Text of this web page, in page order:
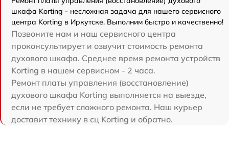
шкафа Korting - несложная задача для нашего сервисного
центра Korting в Иркутске. Выполним быстро и качественно!
Позвоните нам и наш сервисного центра
проконсультирует и озвучит стоимость ремонта
духового шкафа. Среднее время ремонта устройств
Korting в нашем сервисном - 2 часа.
Ремонт платы управления (восстановление)
духового шкафа Korting выполняется на выезде,
если не требует сложного ремонта. Наш курьер
доставит технику в сц Korting и обратно.